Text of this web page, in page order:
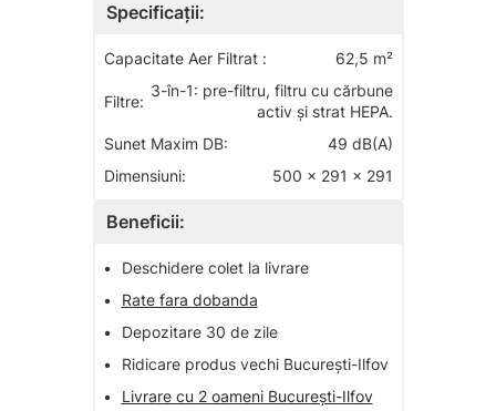
Specificații:
Capacitate Aer Filtrat : 62,5 m²
Filtre:
3-în-1: pre-filtru, filtru cu cărbune
activ și strat HEPA.
Sunet Maxim DB:
49 dB(A)
Dimensiuni:
500 x 291 x 291
Beneficii:
•
Deschidere colet la livrare
•
Rate fara dobanda
•
Depozitare 30 de zile
•
Ridicare produs vechi București-Ilfov
•
Livrare cu 2 oameni București-Ilfov